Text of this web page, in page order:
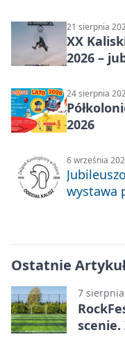
21 sierpnia
XX
2026 –
24 sierpnia
2026
6 września
wystawa
Ostatnie
7
scenie.